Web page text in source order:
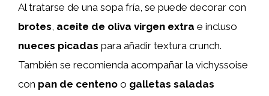
Al tratarse de una sopa fría, se puede decorar con
brotes aceite de oliva virgen extra e incluso
nueces picadas para añadir textura crunch.
También se recomienda acompañar la vichyssoise
con pan de centeno o galletas saladas